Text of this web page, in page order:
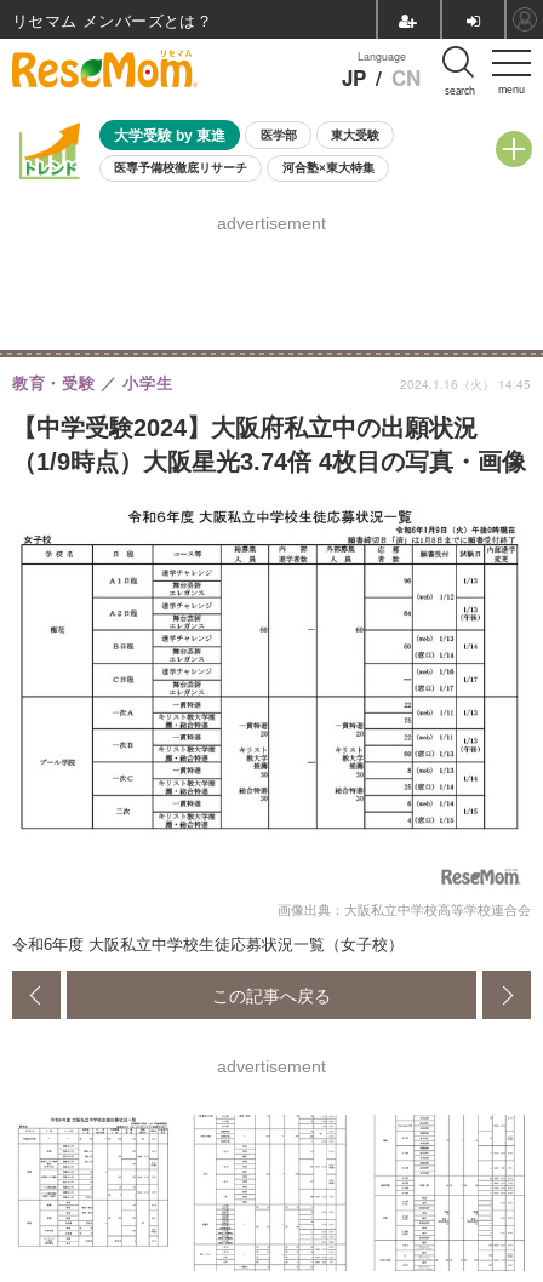
menu
Language
JP / CN search
大学受験 by 東進 医学部 東大受験
医専予備校徹底リサーチ 河合塾×東大特集
8月開催学校説明会・相談会
advertisement
【中学受験2024】大阪府私立中の出願状況
（1/9時点）大阪星光3.74倍 4枚目の写真・画像
教育・受験 小学生 2024.1.16（火） 14:45
画像出典：大阪私立中学校高等学校連合会
令和6年度 大阪私立中学校生徒応募状況一覧（女子校）
この記事へ戻る
advertisement
リセマム メンバーズ